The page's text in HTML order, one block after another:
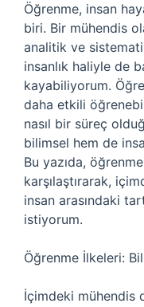
Öğrenme, insan
biri. Bir mühendis
analitik ve
insanlık haliyle de
kayabiliyorum.
daha etkili
nasıl bir süreç
bilimsel hem de
Bu yazıda,
karşılaştırarak,
insan arasındaki
istiyorum.
Öğrenme İlkeleri:
İçimdeki mühendis